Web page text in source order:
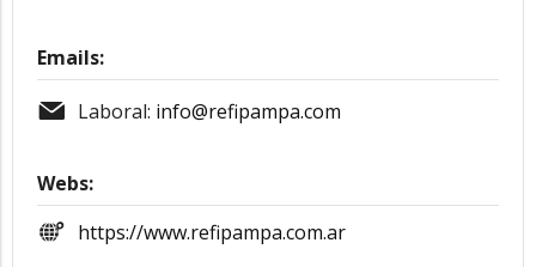
Emails:
Laboral: info@refipampa.com
Webs:
https://www.refipampa.com.ar